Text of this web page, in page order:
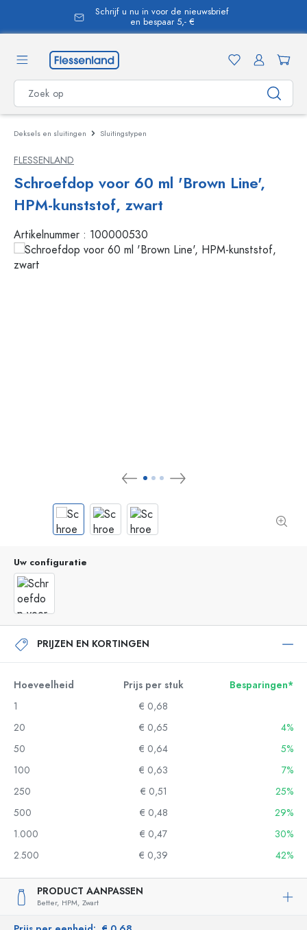
Schrijf u nu in voor de nieuwsbrief
en bespaar 5,- €
Deksels en sluitingen Sluitingstypen
FLESSENLAND
Schroefdop voor 60 ml 'Brown Line',
HPM-kunststof, zwart
Artikelnummer : 100000530
Uw configuratie
PRIJZEN EN KORTINGEN
Hoeveelheid Prijs per stuk
Besparingen*
1
€ 0,68
20
€ 0,65
4%
50
€ 0,64
5%
100
€ 0,63
7%
250
€ 0,51
25%
500
€ 0,48
29%
1.000
€ 0,47
30%
2.500
€ 0,39 42%
PRODUCT AANPASSEN
Better, HPM, Zwart